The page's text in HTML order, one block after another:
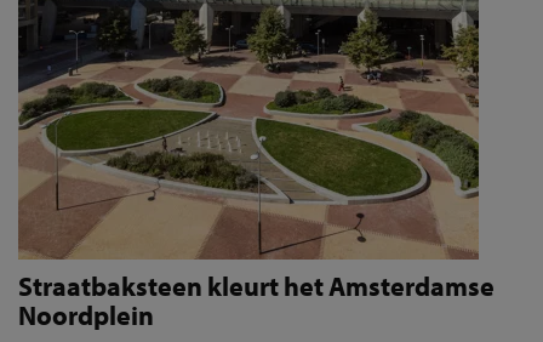
Straatbaksteen kleurt het Amsterdamse
Noordplein